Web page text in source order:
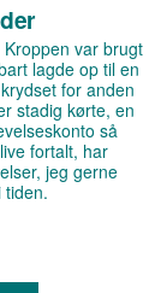
var brugt
lagde op til en
for anden
stadig kørte, en
så
fortalt, har
jeg gerne
tiden.